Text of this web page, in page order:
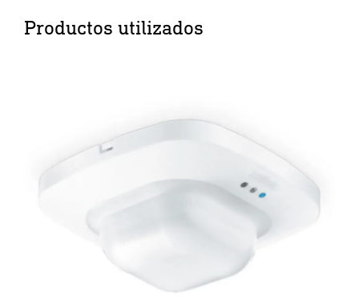
Productos utilizados